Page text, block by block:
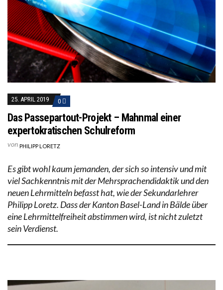
25. APRIL 2019 0
Das Passepartout-Projekt – Mahnmal einer
expertokratischen Schulreform
von PHILIPP LORETZ
Es gibt wohl kaum jemanden, der sich so intensiv und mit
viel Sachkenntnis mit der Mehrsprachendidaktik und den
neuen Lehrmitteln befasst hat, wie der Sekundarlehrer
Philipp Loretz. Dass der Kanton Basel-Land in Bälde über
eine Lehrmittelfreiheit abstimmen wird, ist nicht zuletzt
sein Verdienst.